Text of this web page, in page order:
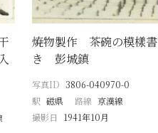
焼物製作 茶碗の模樣書
き 彭城鎮
写真ID 3806-040970-0
駅 磁県 路線 京漢線
撮影日
1941年10月